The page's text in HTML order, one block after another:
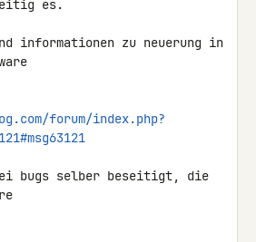
es.
informationen zu neuerung in
forum/index.php?
bugs selber beseitigt, die